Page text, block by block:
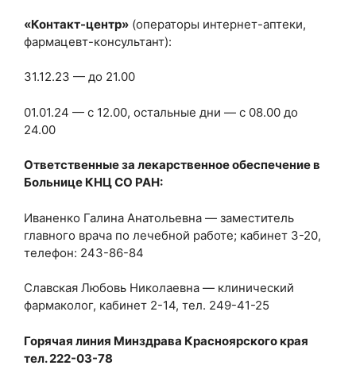
«Контакт-центр» (операторы интернет-аптеки,
фармацевт-консультант):
31.12.23 — до 21.00
01.01.24 — с 12.00, остальные дни — с 08.00 до
24.00
Ответственные за лекарственное обеспечение в
Больнице КНЦ СО РАН:
Иваненко Галина Анатольевна — заместитель
главного врача по лечебной работе; кабинет 3-20,
телефон: 243-86-84
Славская Любовь Николаевна — клинический
фармаколог, кабинет 2-14, тел. 249-41-25
Горячая линия Минздрава Красноярского края
тел. 222-03-78